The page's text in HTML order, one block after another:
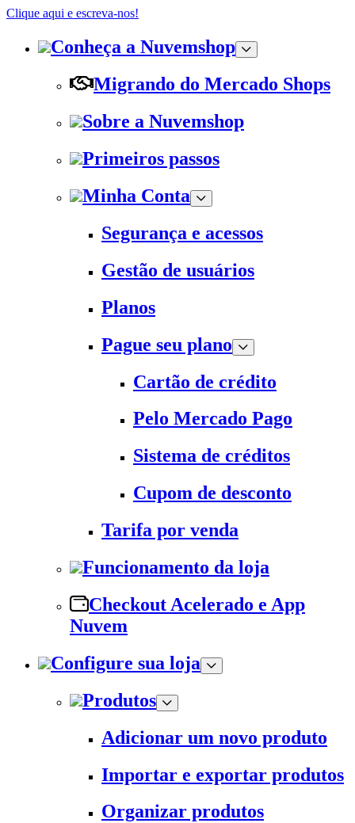
Clique aqui e escreva-nos!
Conheça a Nuvemshop
Migrando do Mercado Shops
Sobre a Nuvemshop
Primeiros passos
Minha Conta
Segurança e acessos
Gestão de usuários
Planos
Pague seu plano
Cartão de crédito
Pelo Mercado Pago
Sistema de créditos
Cupom de desconto
Tarifa por venda
Funcionamento da loja
Checkout Acelerado e App
Nuvem
Configure sua loja
Produtos
Adicionar um novo produto
Importar e exportar produtos
Organizar produtos